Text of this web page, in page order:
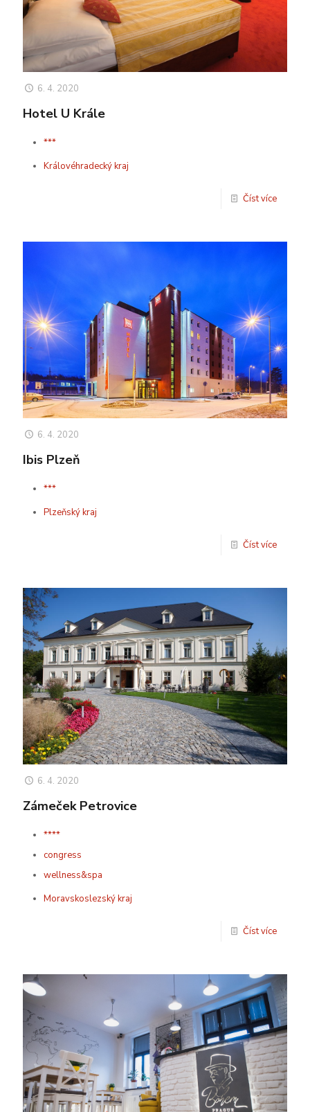
6. 4. 2020
Hotel U Krále
***
Královéhradecký kraj
Číst více
6. 4. 2020
Ibis Plzeň
***
Plzeňský kraj
Číst více
6. 4. 2020
Zámeček Petrovice
****
congress
wellness&spa
Moravskoslezský kraj
Číst více